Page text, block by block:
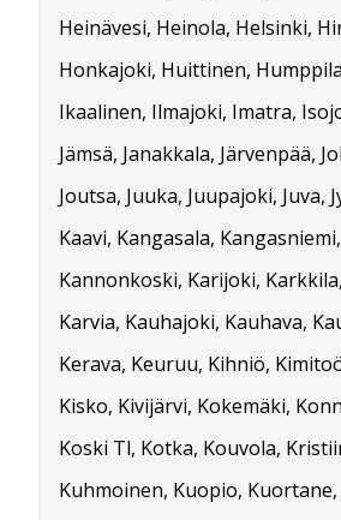
Heinävesi, Heinola, Helsinki,
Honkajoki, Huittinen,
Ikaalinen, Ilmajoki, Imatra,
Jämsä, Janakkala, Järvenpää,
Joutsa, Juuka, Juupajoki, Juva,
Kaavi, Kangasala,
Kannonkoski, Karijoki,
Karvia, Kauhajoki, Kauhava,
Kerava, Keuruu, Kihniö,
Kisko, Kivijärvi, Kokemäki,
Koski Tl, Kotka, Kouvola,
Kuhmoinen, Kuopio,